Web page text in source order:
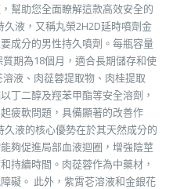
幫助您全面瞭解這款高效安全的
液，又稱丸榮2H2D延時噴劑金
成分的男性持久噴劑。每瓶容量
期為18個月，適合長期儲存和使
液、肉蓯蓉提取物、肉桂提取
丁二醇及羥苯甲酯等安全溶劑，
疲軟問題，具備顯著的改善作
久液的核心優勢在於其天然成分的
夠促進局部血液迴圈，增強陰莖
持續時間。肉蓯蓉作為中藥材，
礙。 此外，紫霄芲溶液和金銀花